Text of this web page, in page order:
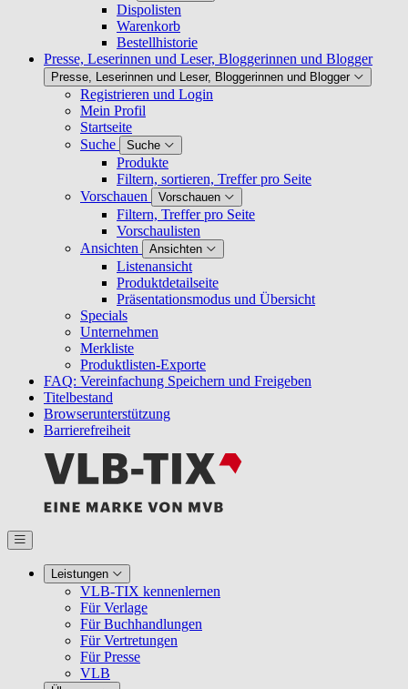
Dispolisten
Warenkorb
Bestellhistorie
Presse, Leserinnen und Leser, Bloggerinnen und Blogger
Presse, Leserinnen und Leser, Bloggerinnen und Blogger
Registrieren und Login
Mein Profil
Startseite
Suche
Suche
Produkte
Filtern, sortieren, Treffer pro Seite
Vorschauen
Vorschauen
Filtern, Treffer pro Seite
Vorschaulisten
Ansichten
Ansichten
Listenansicht
Produktdetailseite
Präsentationsmodus und Übersicht
Specials
Unternehmen
Merkliste
Produktlisten-Exporte
FAQ: Vereinfachung Speichern und Freigeben
Titelbestand
Browserunterstützung
Barrierefreiheit
Leistungen
VLB-TIX kennenlernen
Für Verlage
Für Buchhandlungen
Für Vertretungen
Für Presse
VLB